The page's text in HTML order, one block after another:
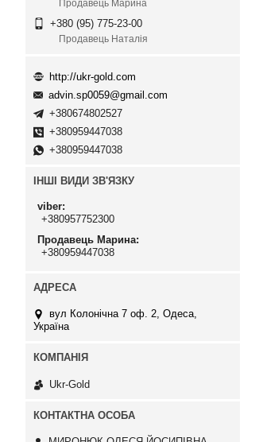
Продавець Марина
+380 (95) 775-23-00
Продавець Наталія
http://ukr-gold.com
advin.sp0059@gmail.com
+380674802527
+380959447038
+380959447038
ІНШІ ВИДИ ЗВ'ЯЗКУ
viber
+380957752300
Продавець Марина
+380959447038
вул Колонічна 7 оф. 2, Одеса,
Україна
Ukr-Gold